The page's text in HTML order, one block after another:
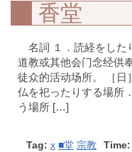
香堂
名詞 １．読経をした
道教或其他会门念经供
徒众的活动场所。 ［日
仏を祀ったりする場所
う場所 […]
Tag: x ■堂 宗教 Time: